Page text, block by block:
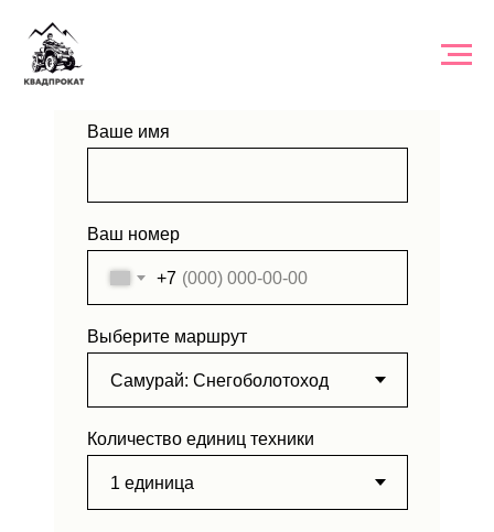
Ваше имя
Ваш номер
+7
Выберите маршрут
Количество единиц техники